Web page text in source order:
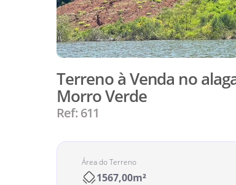
Terreno à Venda no
Morro Verde
Ref: 611
Área do Terreno
1567,00m²